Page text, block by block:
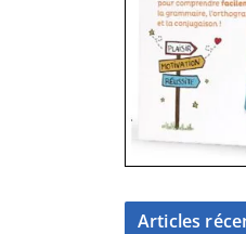
Articles